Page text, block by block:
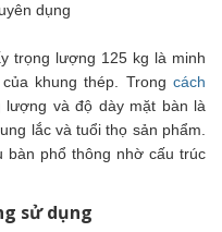
dụng
trọng lượng 125 kg là minh
khung thép. Trong cách
lượng và độ dày mặt bàn là
lắc và tuổi thọ sản phẩm.
bàn phổ thông nhờ cấu trúc
sử dụng